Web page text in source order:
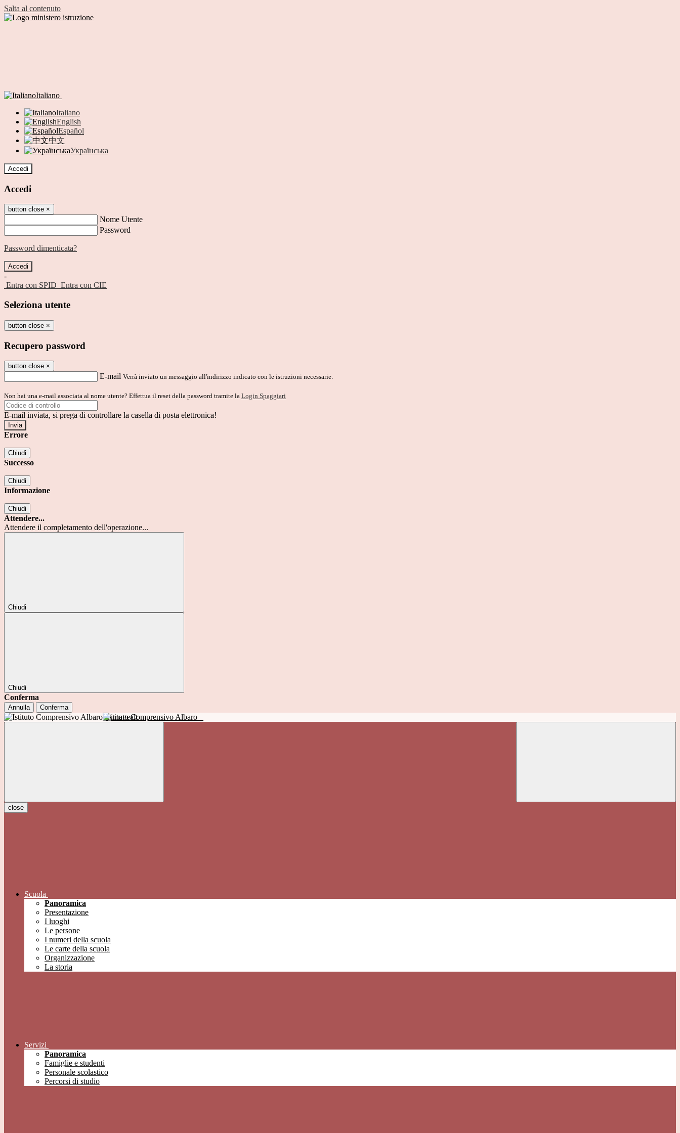
Salta al contenuto
Italiano
Italiano
English
Español
中文
Українська
Accedi
Accedi
button close ×
Nome Utente
Password
Password dimenticata?
-
Entra con SPID Entra con CIE
Seleziona utente
button close ×
Recupero password
button close ×
E-mail Verrà inviato un messaggio all'indirizzo indicato con le istruzioni necessarie.
Non hai una e-mail associata al nome utente? Effettua il reset della password tramite la Login Spaggiari
E-mail inviata, si prega di controllare la casella di posta elettronica!
Errore
Chiudi
Successo
Chiudi
Informazione
Chiudi
Attendere...
Attendere il completamento dell'operazione...
Chiudi
Chiudi
Conferma
Annulla Conferma
Istituto Comprensivo Albaro
close
Scuola
Panoramica
Presentazione
I luoghi
Le persone
I numeri della scuola
Le carte della scuola
Organizzazione
La storia
Servizi
Panoramica
Famiglie e studenti
Personale scolastico
Percorsi di studio